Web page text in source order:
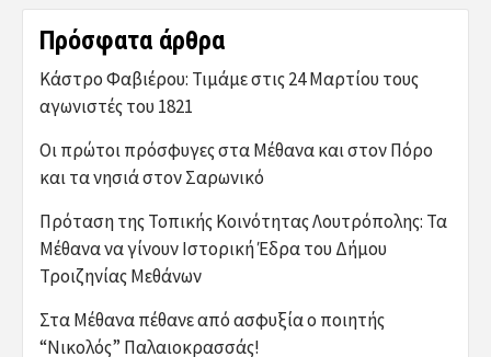
Πρόσφατα άρθρα
Κάστρο Φαβιέρου: Τιμάμε στις 24 Μαρτίου τους
αγωνιστές του 1821
Οι πρώτοι πρόσφυγες στα Μέθανα και στον Πόρο
και τα νησιά στον Σαρωνικό
Πρόταση της Τοπικής Κοινότητας Λουτρόπολης: Τα
Μέθανα να γίνουν Ιστορική Έδρα του Δήμου
Τροιζηνίας Μεθάνων
Στα Μέθανα πέθανε από ασφυξία ο ποιητής
“Νικολός” Παλαιοκρασσάς!